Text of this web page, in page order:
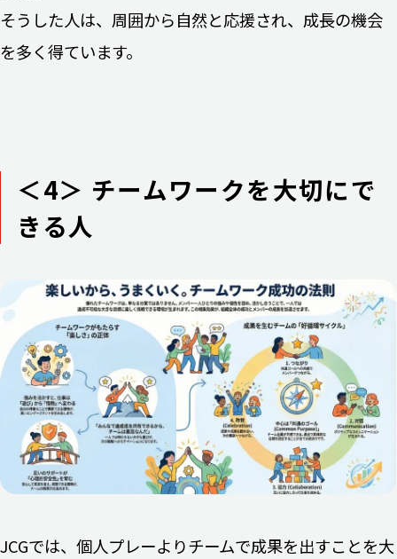
そうした人は、周囲から自然と応援され、成長の機会
を多く得ています。
＜4＞ チームワークを大切にで
きる人
JCGでは、個人プレーよりチームで成果を出すことを大